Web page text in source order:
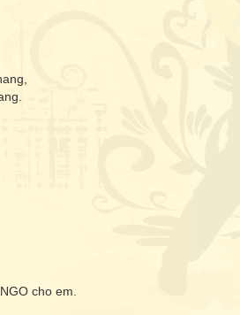
cho em.